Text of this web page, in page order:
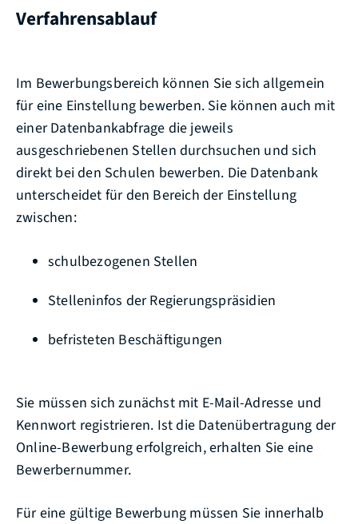
Verfahrensablauf
Im Bewerbungsbereich können Sie sich allgemein
für eine Einstellung bewerben. Sie können auch mit
einer Datenbankabfrage die jeweils
ausgeschriebenen Stellen durchsuchen und sich
direkt bei den Schulen bewerben. Die Datenbank
unterscheidet für den Bereich der Einstellung
zwischen:
schulbezogenen Stellen
Stelleninfos der Regierungspräsidien
befristeten Beschäftigungen
Sie müssen sich zunächst mit E-Mail-Adresse und
Kennwort registrieren. Ist die Datenübertragung der
Online-Bewerbung erfolgreich, erhalten Sie eine
Bewerbernummer.
Für eine gültige Bewerbung müssen Sie innerhalb